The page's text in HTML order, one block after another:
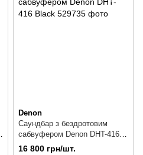
Denon
Саундбар з бездротовим
сабвуфером Denon DHT-416
Black
16 800 грн/шт.